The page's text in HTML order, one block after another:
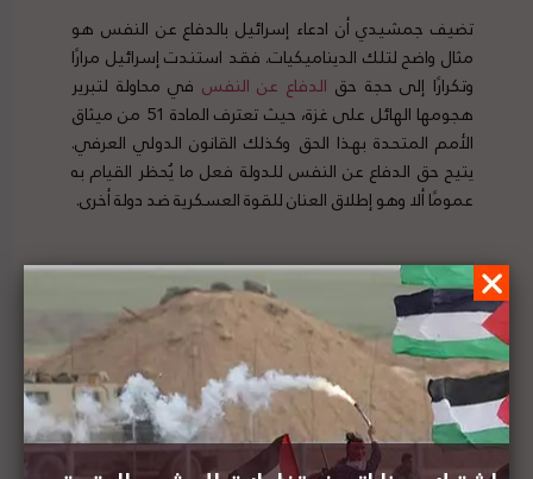
تضيف جمشيدي أن ادعاء إسرائيل بالدفاع عن النفس هو
مثال واضح لتلك الديناميكيات. فقد استندت إسرائيل مرارًا
وتكرارًا إلى حجة حق الدفاع عن النفس في محاولة لتبرير
هجومها الهائل على غزة، حيث تعترف المادة 51 من ميثاق
الأمم المتحدة بهذا الحق وكذلك القانون الدولي العرفي.
يتيح حق الدفاع عن النفس للدولة فعل ما يُحظر القيام به
عمومًا ألا وهو إطلاق العنان للقوة العسكرية ضد دولة أخرى.
تؤكد جمشيدي أن هناك عدة مشاكل متعلقة
بحجة إسرائيل في حق الدفاع عن النفس فيما
يتعلق بعلاقتها بغزة.